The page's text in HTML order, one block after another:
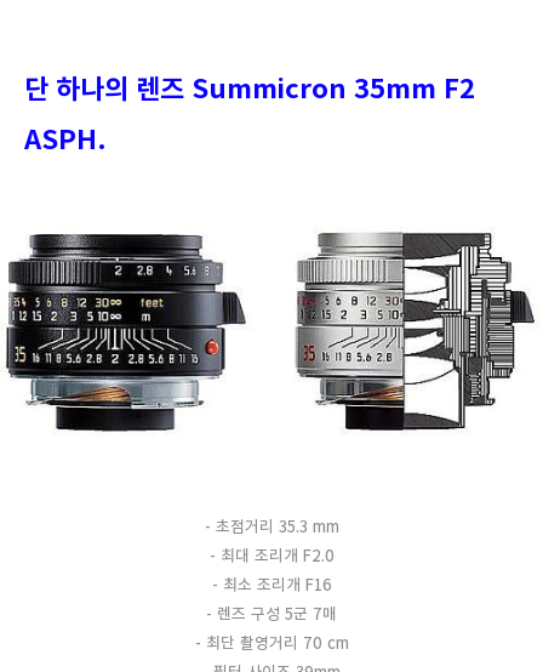
단 하나의 렌즈 Summicron 35mm F2
ASPH.
- 초점거리 35.3 mm
- 최대 조리개 F2.0
- 최소 조리개 F16
- 렌즈 구성 5군 7매
- 최단 촬영거리 70 cm